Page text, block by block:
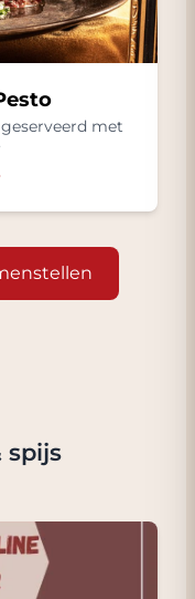
met
spijs